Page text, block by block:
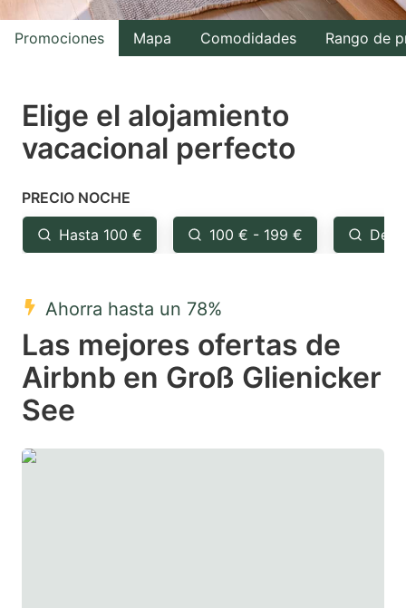
with
the
select
a
Press
the
question
key
to
get
shortcuts
with
the
select
a
the
question
to
get
the
shortcuts
Promociones Mapa Comodidades Rango de
Elige el alojamiento
vacacional perfecto
PRECIO NOCHE
Hasta 100 € 100 € - 199 €
Ahorra hasta un 78%
Las mejores ofertas de
Airbnb en Groß Glienicker
See